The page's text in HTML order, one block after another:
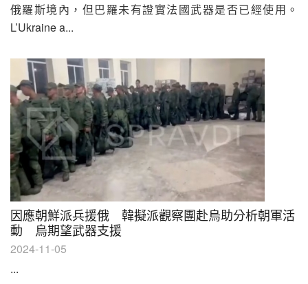
俄羅斯境內，但巴羅未有證實法國武器是否已經使用。
L’Ukraine a...
因應朝鮮派兵援俄 韓擬派觀察團赴烏助分析朝軍活
動 烏期望武器支援
2024-11-05
...